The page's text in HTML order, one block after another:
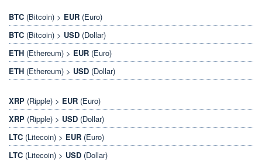
BTC (Bitcoin) > EUR (Euro)
BTC (Bitcoin) > USD (Dollar)
ETH (Ethereum) > EUR (Euro)
ETH (Ethereum) > USD (Dollar)
XRP (Ripple) > EUR (Euro)
XRP (Ripple) > USD (Dollar)
LTC (Litecoin) > EUR (Euro)
LTC (Litecoin) > USD (Dollar)